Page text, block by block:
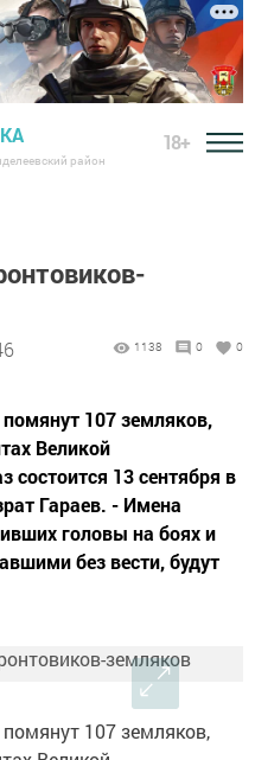
район
18+
1138 0 0
107 земляков,
Великой
состоится 13 сентября в
Гараев. - Имена
головы на боях и
без вести, будут
107 земляков,